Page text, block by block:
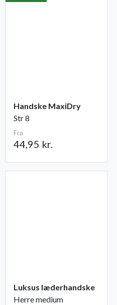
Handske MaxiDry
Str 8
Fra
44,95 kr.
Luksus læderhandske
Herre medium